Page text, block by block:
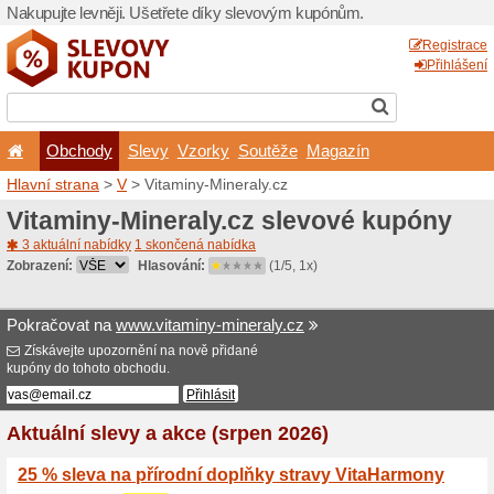
Nakupujte levněji.
Obchody
Hlavní strana>V>